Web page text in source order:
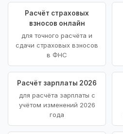
Расчёт страховых
взносов онлайн
для точного расчёта и
сдачи страховых взносов
в ФНС
Расчёт зарплаты 2026
для расчёта зарплаты с
учётом изменений 2026
года